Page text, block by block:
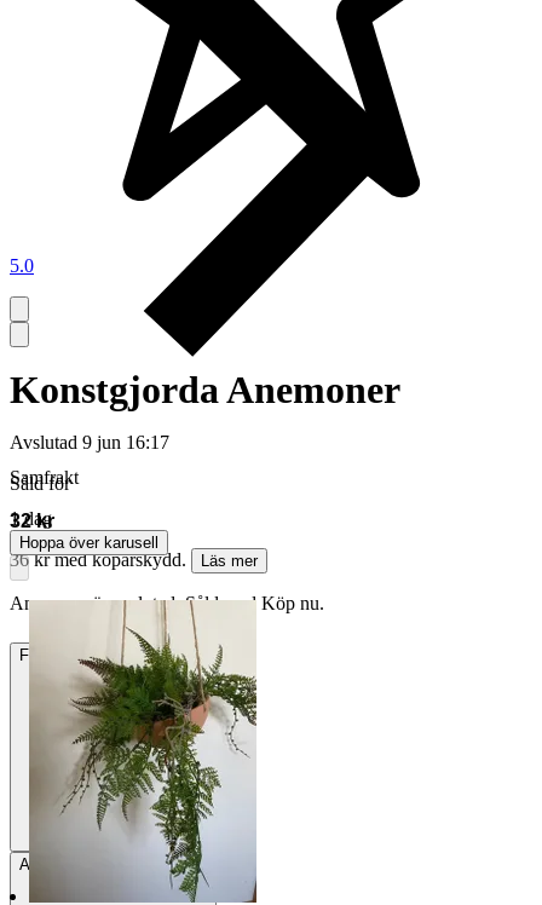
5.0
Konstgjorda Anemoner
Avslutad 9 jun 16:17
Såld för
32 kr
36 kr med köparskydd.
Läs mer
Annonsen är avslutad. Såld med Köp nu.
Frakt 22 kr Annat fraktsätt
Avhämtning Borås, Sverige
Samfrakt
1 dag
Hoppa över karusell